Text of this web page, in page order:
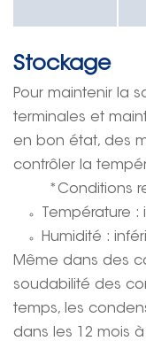
Stockage
Pour maintenir la
terminales et
en bon état, des
contrôler la
*Conditions
Température
Humidité :
Même dans des
soudabilité des
temps, les
dans les 12 mois